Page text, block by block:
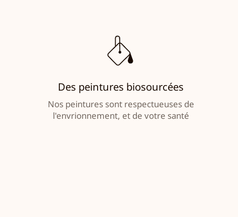
Des peintures biosourcées
Nos peintures sont respectueuses de
l'envrionnement, et de votre santé